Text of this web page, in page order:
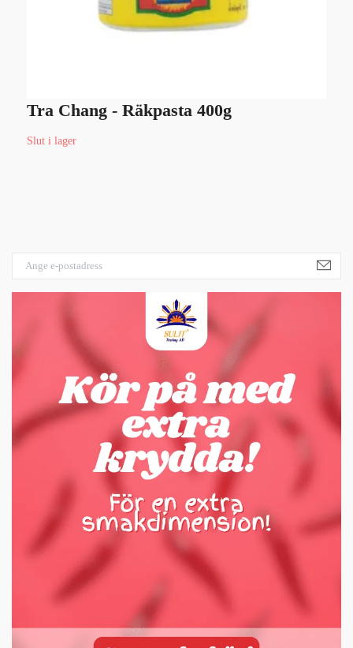
Tra Chang - Räkpasta 400g
Slut i lager